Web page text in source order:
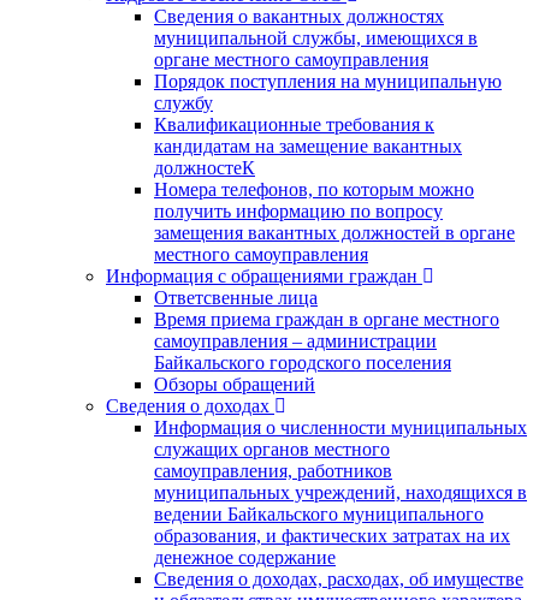
Сведения о вакантных должностях
муниципальной службы, имеющихся в
органе местного самоуправления
Порядок поступления на муниципальную
службу
Квалификационные требования к
кандидатам на замещение вакантных
должностеК
Номера телефонов, по которым можно
получить информацию по вопросу
замещения вакантных должностей в органе
местного самоуправления
Информация с обращениями граждан
Ответсвенные лица
Время приема граждан в органе местного
самоуправления – администрации
Байкальского городского поселения
Обзоры обращений
Сведения о доходах
Информация о численности муниципальных
служащих органов местного
самоуправления, работников
муниципальных учреждений, находящихся в
ведении Байкальского муниципального
образования, и фактических затратах на их
денежное содержание
Сведения о доходах, расходах, об имуществе